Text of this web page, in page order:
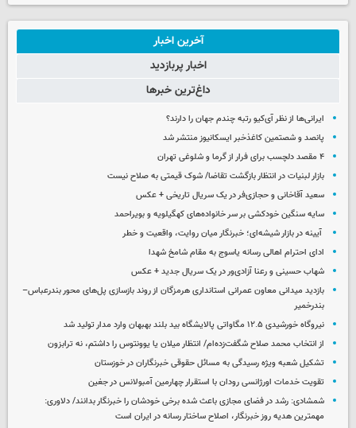
آخرین اخبار
اخبار پربازدید
داغ‌ترین خبرها
ایرانی‌ها از نظر آی‌کیو رتبه چندم جهان را دارند؟
پانصد و شصتمین کاغذخبر ایسکانیوز منتشر شد
۴ مقصد دلچسب برای فرار از گرما و شلوغی تهران
بازار لبنیات در انتظار بازگشت تقاضا/ شوک قیمتی به صلاح نیست
سعید آقاخانی و حجازی‌فر در یک سریال تاریخی + عکس
سایه سنگین خودکشی بر سر خانواده‌های کهگیلویه و بویراحمد
آیینه در بازار شیشه‌ای؛ خبرنگار میان روایت، واقعیت و خطر
ادای احترام اهالی رسانه یاسوج به مقام شامخ شهدا
شهاب حسینی و رعنا آزادی‌ور در یک سریال جدید + عکس
بازدید میدانی معاون عمرانی استانداری هرمزگان از روند بازسازی پل‌های محور بندرعباس–
بندرخمیر
نیروگاه خورشیدی ۱۲.۵ مگاواتی پالایشگاه بید بلند بهبهان وارد مدار تولید شد
از انتخاب محمد صلاح شگفت‌زده‌ام/ انتظار میلان یا یوونتوس را داشتم، نه ترابزون
تشکیل شعبه ویژه رسیدگی به مسائل حقوقی خبرنگاران در خوزستان
تقویت خدمات اورژانسی رودان با استقرار چهارمین آمبولانس در جغین
شمشادی: رشد در فضای مجازی باعث شده برخی خودشان را خبرنگار بدانند/ دلاوری:
مهمترین هدیه‌ روز خبرنگار، اصلاح ساختار رسانه در ایران است